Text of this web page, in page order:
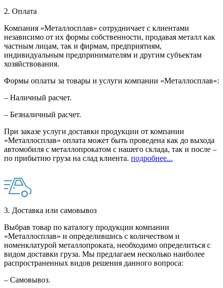
2. Оплата
Компания «Металлосплав» сотрудничает с клиентами
независимо от их формы собственности, продавая металл как
частным лицам, так и фирмам, предприятиям,
индивидуальным предпринимателям и другим субъектам
хозяйствования.
Формы оплаты за товары и услуги компании «Металлосплав»:
– Наличный расчет.
– Безналичный расчет.
При заказе услуги доставки продукции от компании
«Металлосплав» оплата может быть проведена как до выхода
автомобиля с металлопрокатом с нашего склада, так и после –
по прибытию груза на слад клиента. подробнее...
3. Доставка или самовывоз
Выбрав товар по каталогу продукции компании
«Металлосплав» и определившись с количеством и
номенклатурой металлопроката, необходимо определиться с
видом доставки груза. Мы предлагаем несколько наиболее
распространенных видов решения данного вопроса:
– Самовывоз.